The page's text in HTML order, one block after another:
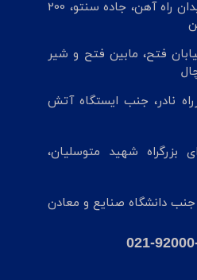
شعبه مرکزی: تبریز، میدان راه آهن، جاده سنتو، 200
فتح، مابین فتح و شیر
نادر، جنب ایستگاه آتش
بزرگراه شهید متوسلیان،
جنب دانشگاه صنایع و معادن
021-